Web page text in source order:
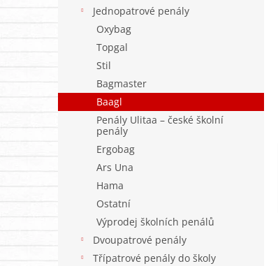
Jednopatrové penály
Oxybag
Topgal
Stil
Bagmaster
Baagl
Penály Ulitaa – české školní
penály
Ergobag
Ars Una
Hama
Ostatní
Výprodej školních penálů
Dvoupatrové penály
Třípatrové penály do školy